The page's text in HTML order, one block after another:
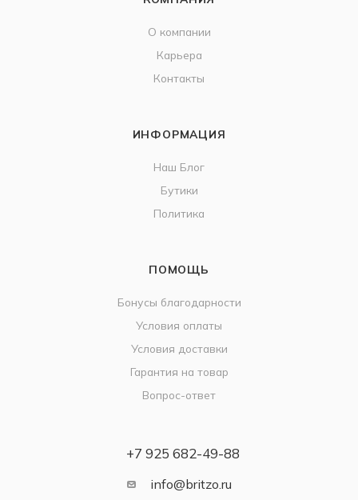
О компании
Карьера
Контакты
ИНФОРМАЦИЯ
Наш Блог
Бутики
Политика
ПОМОЩЬ
Бонусы благодарности
Условия оплаты
Условия доставки
Гарантия на товар
Вопрос-ответ
+7 925 682-49-88
info@britzo.ru